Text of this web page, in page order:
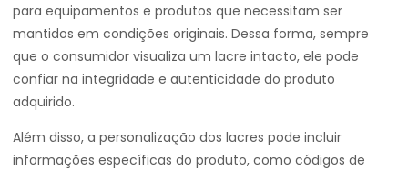
para equipamentos e produtos que necessitam ser
mantidos em condições originais. Dessa forma, sempre
que o consumidor visualiza um lacre intacto, ele pode
confiar na integridade e autenticidade do produto
adquirido.
Além disso, a personalização dos lacres pode incluir
informações específicas do produto, como códigos de